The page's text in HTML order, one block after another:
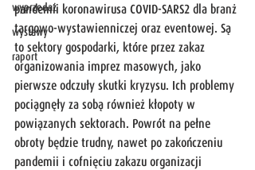
wyprzedaż
wystawy
raport
pandemii koronawirusa COVID-SARS2 dla branż
targowo-wystawienniczej oraz eventowej. Są
to sektory gospodarki, które przez zakaz
organizowania imprez masowych, jako
pierwsze odczuły skutki kryzysu. Ich problemy
pociągnęły za sobą również kłopoty w
powiązanych sektorach. Powrót na pełne
obroty będzie trudny, nawet po zakończeniu
pandemii i cofnięciu zakazu organizacji